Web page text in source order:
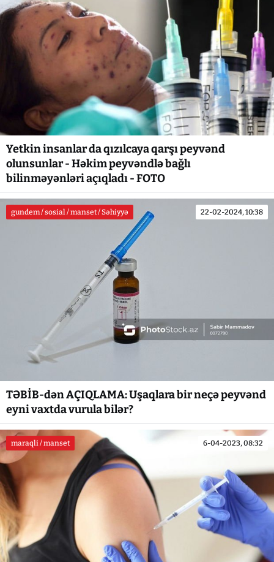
Yetkin insanlar da qızılcaya qarşı peyvənd
olunsunlar - Həkim peyvəndlə bağlı
bilinməyənləri açıqladı - FOTO
gundem / sosial / manset / Səhiyyə 22-02-2024, 10:38
TƏBİB-dən AÇIQLAMA: Uşaqlara bir neçə peyvənd
eyni vaxtda vurula bilər?
maraqli / manset 6-04-2023, 08:32